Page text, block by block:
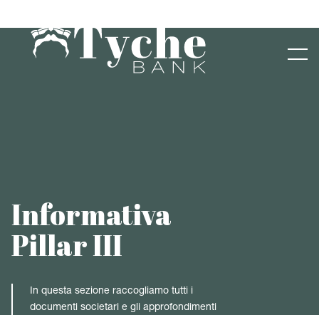
Informativa
Pillar III
In questa sezione raccogliamo tutti i
documenti societari e gli approfondimenti